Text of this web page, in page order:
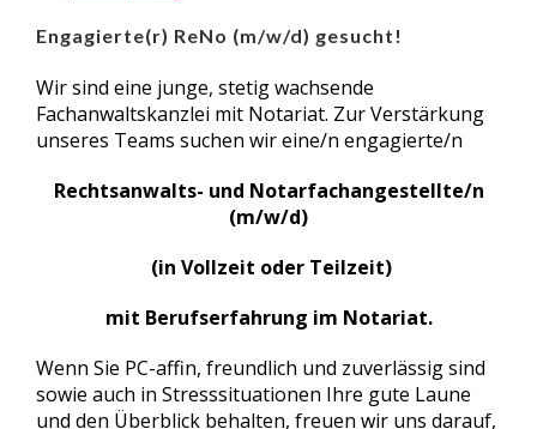
Engagierte(r) ReNo (m/w/d) gesucht!
Wir sind eine junge, stetig wachsende
Fachanwaltskanzlei mit Notariat. Zur Verstärkung
unseres Teams suchen wir eine/n engagierte/n
Rechtsanwalts- und Notarfachangestellte/n
(m/w/d)
(in Vollzeit oder Teilzeit)
mit Berufserfahrung im Notariat.
Wenn Sie PC-affin, freundlich und zuverlässig sind
sowie auch in Stresssituationen Ihre gute Laune
und den Überblick behalten, freuen wir uns darauf,